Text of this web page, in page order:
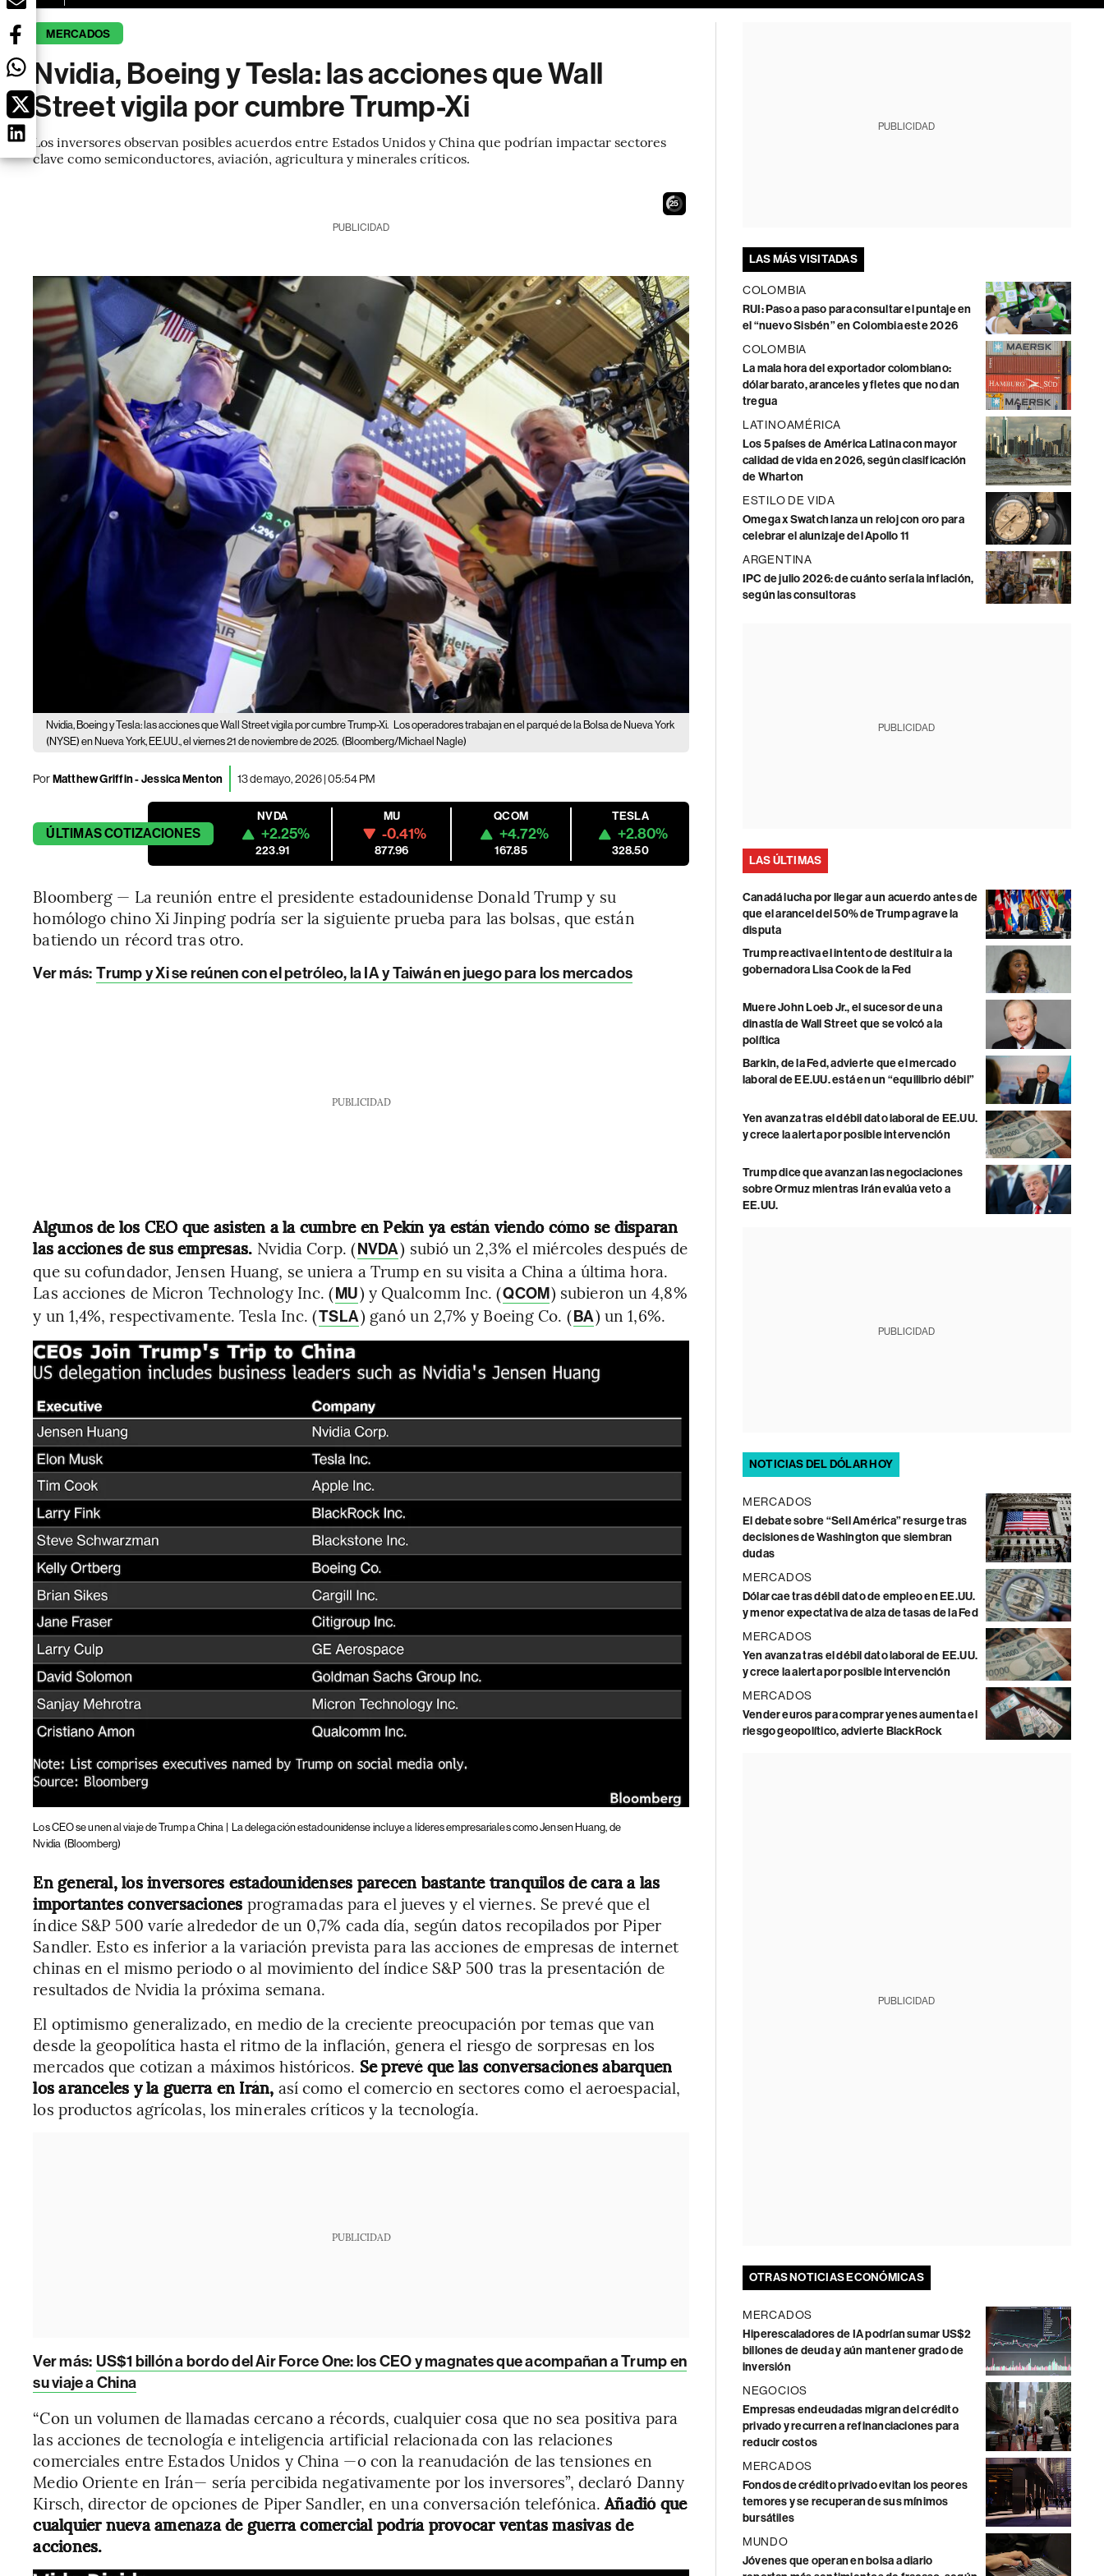
MERCADOS
Nvidia, Boeing y Tesla: las acciones que Wall
Street vigila por cumbre Trump-Xi
Los inversores observan posibles acuerdos entre Estados Unidos y China que podrían impactar sectores
clave como semiconductores, aviación, agricultura y minerales críticos.
24
PUBLICIDAD
Nvidia, Boeing y Tesla: las acciones que Wall Street vigila por cumbre Trump-Xi. Los operadores trabajan en el parqué de la Bolsa de Nueva York
(NYSE) en Nueva York, EE.UU., el viernes 21 de noviembre de 2025. (Bloomberg/Michael Nagle)
PorMatthew Griffin - Jessica Menton 13 de mayo, 2026 | 05:54 PM
ÚLTIMASCOTIZACIONES
NVDA
+2.25%
223.91
MU
-0.41%
877.96
QCOM
+4.72%
167.85
TESLA
+2.80%
328.50
Bloomberg — La reunión entre el presidente estadounidense Donald Trump y su
homólogo chino Xi Jinping podría ser la siguiente prueba para las bolsas, que están
batiendo un récord tras otro.
Ver más: Trump y Xi se reúnen con el petróleo, la IA y Taiwán en juego para los mercados
PUBLICIDAD
Algunos de los CEO que asisten a la cumbre en Pekín ya están viendo cómo se disparan
las acciones de sus empresas. Nvidia Corp. (NVDA) subió un 2,3% el miércoles después de
que su cofundador, Jensen Huang, se uniera a Trump en su visita a China a última hora.
Las acciones de Micron Technology Inc. (MU) y Qualcomm Inc. (QCOM) subieron un 4,8%
y un 1,4%, respectivamente. Tesla Inc. (TSLA) ganó un 2,7% y Boeing Co. (BA) un 1,6%.
Los CEO se unen al viaje de Trump a China | La delegación estadounidense incluye a líderes empresariales como Jensen Huang, de
Nvidia (Bloomberg)
En general, los inversores estadounidenses parecen bastante tranquilos de cara a las
importantes conversaciones programadas para el jueves y el viernes. Se prevé que el
índice S&P 500 varíe alrededor de un 0,7% cada día, según datos recopilados por Piper
Sandler. Esto es inferior a la variación prevista para las acciones de empresas de internet
chinas en el mismo periodo o al movimiento del índice S&P 500 tras la presentación de
resultados de Nvidia la próxima semana.
El optimismo generalizado, en medio de la creciente preocupación por temas que van
desde la geopolítica hasta el ritmo de la inflación, genera el riesgo de sorpresas en los
mercados que cotizan a máximos históricos. Se prevé que las conversaciones abarquen
los aranceles y la guerra en Irán, así como el comercio en sectores como el aeroespacial,
los productos agrícolas, los minerales críticos y la tecnología.
PUBLICIDAD
Ver más: US$1 billón a bordo del Air Force One: los CEO y magnates que acompañan a Trump en
su viaje a China
“Con un volumen de llamadas cercano a récords, cualquier cosa que no sea positiva para
las acciones de tecnología e inteligencia artificial relacionada con las relaciones
comerciales entre Estados Unidos y China —o con la reanudación de las tensiones en
Medio Oriente en Irán— sería percibida negativamente por los inversores”, declaró Danny
Kirsch, director de opciones de Piper Sandler, en una conversación telefónica.Añadió que
cualquier nueva amenaza de guerra comercial podría provocar ventas masivas de
acciones.
PUBLICIDAD
LAS MÁS VISITADAS
COLOMBIA
RUI: Paso a paso para consultar el puntaje en
el “nuevo Sisbén” en Colombia este 2026
COLOMBIA
La mala hora del exportador colombiano:
dólar barato, aranceles y fletes que no dan
tregua
LATINOAMÉRICA
Los 5 países de América Latina con mayor
calidad de vida en 2026, según clasificación
de Wharton
ESTILO DE VIDA
Omega x Swatch lanza un reloj con oro para
celebrar el alunizaje del Apollo 11
ARGENTINA
IPC de julio 2026: de cuánto sería la inflación,
según las consultoras
PUBLICIDAD
LAS ÚLTIMAS
Canadá lucha por llegar a un acuerdo antes de
que el arancel del 50% de Trump agrave la
disputa
Trump reactiva el intento de destituir a la
gobernadora Lisa Cook de la Fed
Muere John Loeb Jr., el sucesor de una
dinastía de Wall Street que se volcó a la
política
Barkin, de la Fed, advierte que el mercado
laboral de EE.UU. está en un “equilibrio débil”
Yen avanza tras el débil dato laboral de EE.UU.
y crece la alerta por posible intervención
Trump dice que avanzan las negociaciones
sobre Ormuz mientras Irán evalúa veto a
EE.UU.
PUBLICIDAD
NOTICIAS DEL DÓLAR HOY
MERCADOS
El debate sobre “Sell América” resurge tras
decisiones de Washington que siembran
dudas
MERCADOS
Dólar cae tras débil dato de empleo en EE.UU.
y menor expectativa de alza de tasas de la Fed
MERCADOS
Yen avanza tras el débil dato laboral de EE.UU.
y crece la alerta por posible intervención
MERCADOS
Vender euros para comprar yenes aumenta el
riesgo geopolítico, advierte BlackRock
PUBLICIDAD
OTRAS NOTICIAS ECONÓMICAS
MERCADOS
Hiperescaladores de IA podrían sumar US$2
billones de deuda y aún mantener grado de
inversión
NEGOCIOS
Empresas endeudadas migran del crédito
privado y recurren a refinanciaciones para
reducir costos
MERCADOS
Fondos de crédito privado evitan los peores
temores y se recuperan de sus mínimos
bursátiles
MUNDO
Jóvenes que operan en bolsa a diario